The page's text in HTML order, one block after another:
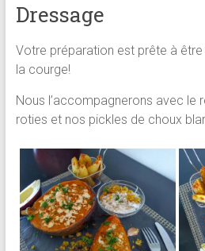
Dressage
Votre préparation est prête à être
la courge!
Nous l’accompagnerons avec le
roties et nos pickles de choux